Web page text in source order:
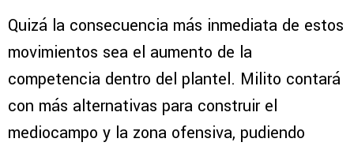
Quizá la consecuencia más inmediata de estos
movimientos sea el aumento de la
competencia dentro del plantel. Milito contará
con más alternativas para construir el
mediocampo y la zona ofensiva, pudiendo